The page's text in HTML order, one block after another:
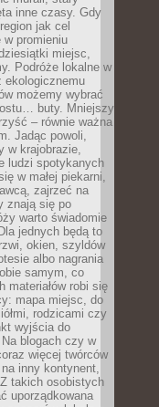
inne czasy. Gdy
jak cel
w promieniu
miejsc,
Podróże lokalne w
ekologicznemu
możemy wybrać
buty. Mniejszy
– równie ważna
Jadąc powoli,
w krajobrazie,
ludzi spotykanych
w małej piekarni,
zajrzeć na
znają się po
warto świadomie
jednych będą to
okien, szyldów
albo nagrania
samym, co
robi się
mapa miejsc, do
rodzicami czy
wyjścia do
blogach czy w
więcej twórców
inny kontynent,
takich osobistych
uporządkowana